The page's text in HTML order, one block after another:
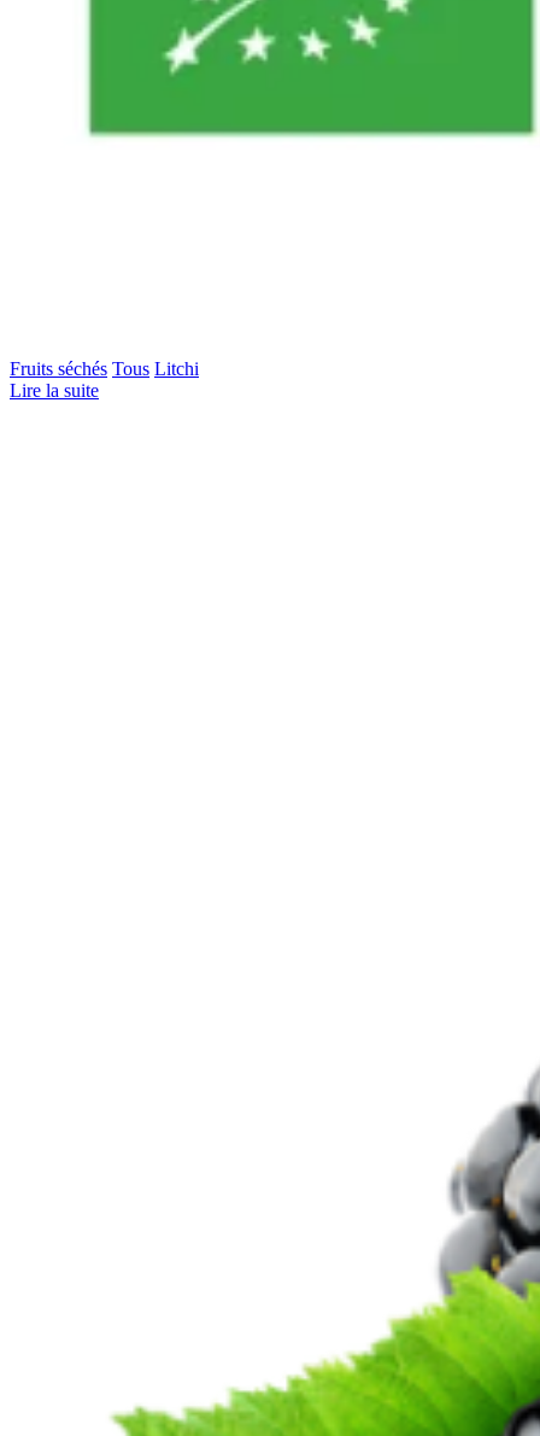
Fruits séchés Tous Litchi
Lire la suite